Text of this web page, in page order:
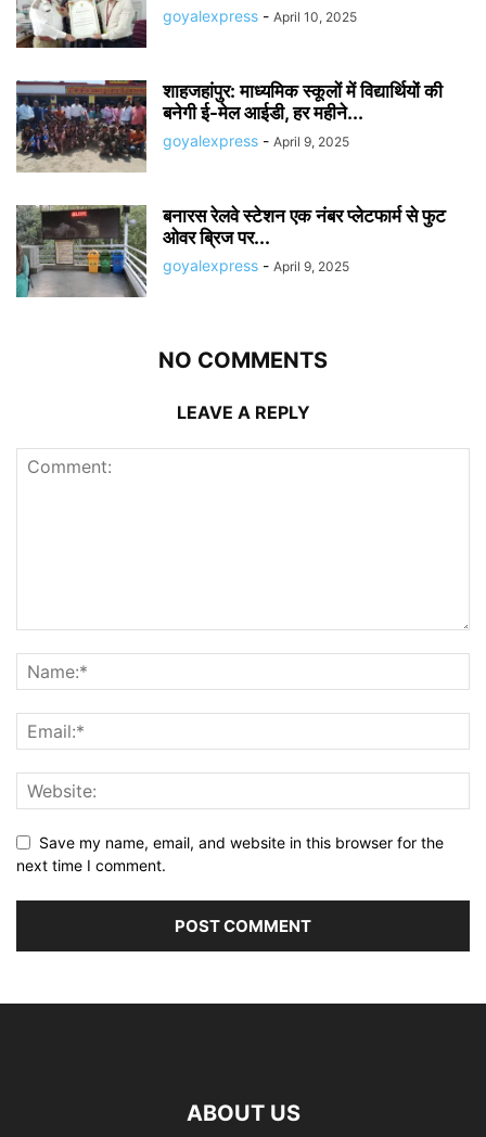
goyalexpress - April 10, 2025
शाहजहांपुर: माध्यमिक स्कूलाें में विद्यार्थियों की
बनेगी ई-मेल आईडी, हर महीने...
goyalexpress - April 9, 2025
बनारस रेलवे स्टेशन एक नंबर प्लेटफार्म से फुट
ओवर ब्रिज पर...
goyalexpress - April 9, 2025
NO COMMENTS
LEAVE A REPLY
Save my name, email, and website in this browser for the
next time I comment.
ABOUT US